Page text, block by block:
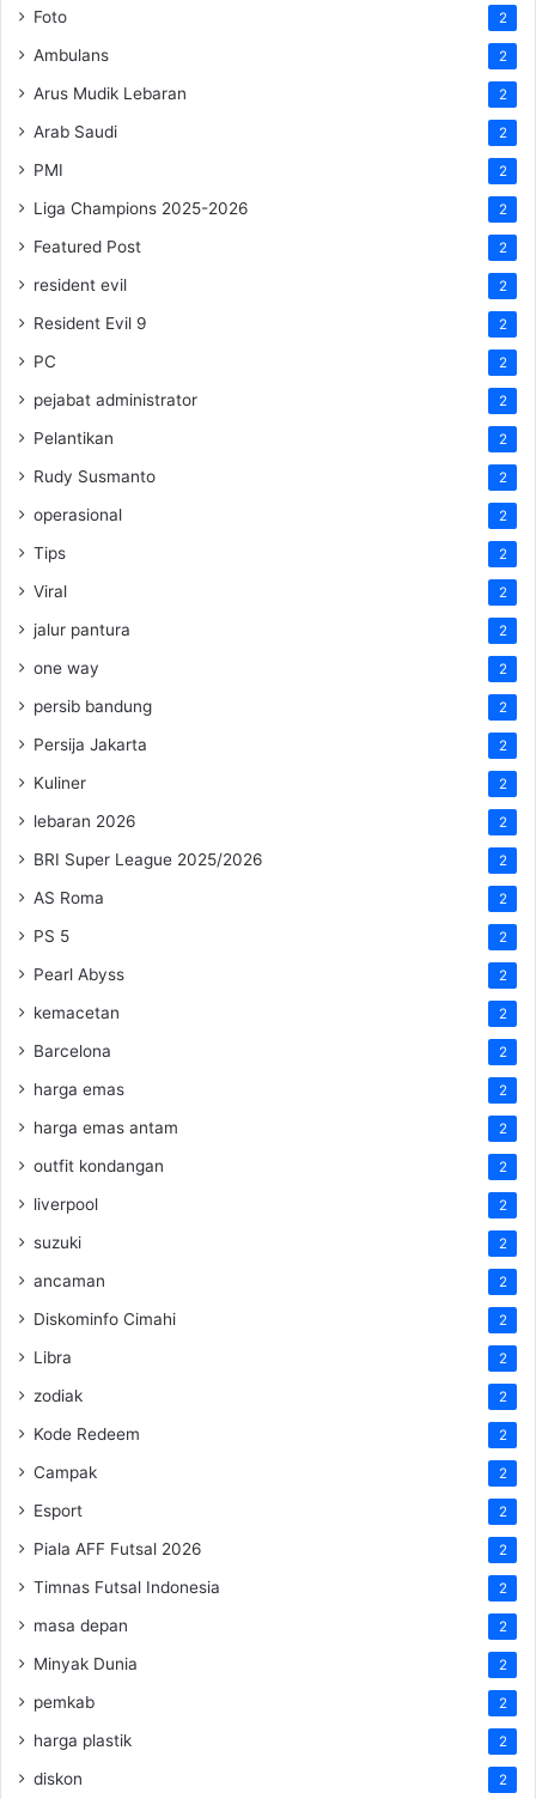
Foto 2
Ambulans 2
Arus Mudik Lebaran 2
Arab Saudi 2
PMI 2
Liga Champions 2025-2026 2
Featured Post 2
resident evil 2
Resident Evil 9 2
PC 2
pejabat administrator 2
Pelantikan 2
Rudy Susmanto 2
operasional 2
Tips 2
Viral 2
jalur pantura 2
one way 2
persib bandung 2
Persija Jakarta 2
Kuliner 2
lebaran 2026 2
BRI Super League 2025/2026 2
AS Roma 2
PS 5 2
Pearl Abyss 2
kemacetan 2
Barcelona 2
harga emas 2
harga emas antam 2
outfit kondangan 2
liverpool 2
suzuki 2
ancaman 2
Diskominfo Cimahi 2
Libra 2
zodiak 2
Kode Redeem 2
Campak 2
Esport 2
Piala AFF Futsal 2026 2
Timnas Futsal Indonesia 2
masa depan 2
Minyak Dunia 2
pemkab 2
harga plastik 2
diskon 2